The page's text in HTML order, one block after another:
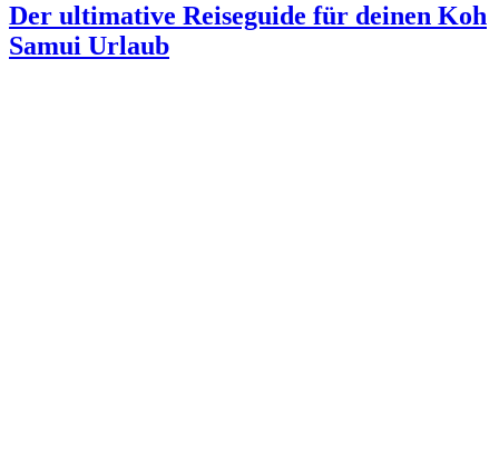
Der ultimative Reiseguide für deinen Koh
Samui Urlaub